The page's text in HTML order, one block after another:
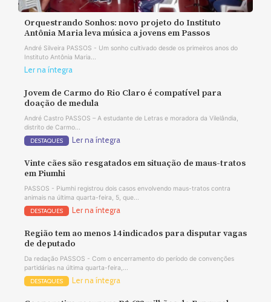
Orquestrando Sonhos: novo projeto do Instituto
Antônia Maria leva música a jovens em Passos
André Silveira PASSOS - Um sonho cultivado desde os primeiros anos do
Instituto Antônia Maria...
Ler na íntegra
Jovem de Carmo do Rio Claro é compatível para
doação de medula
André Castro PASSOS – A estudante de Letras e moradora da Vilelândia,
distrito de Carmo...
DESTAQUES Ler na íntegra
Vinte cães são resgatados em situação de maus-tratos
em Piumhi
PASSOS - Piumhi registrou dois casos envolvendo maus-tratos contra
animais na última quarta-feira, 5, que...
DESTAQUES Ler na íntegra
Região tem ao menos 14 indicados para disputar vagas
de deputado
Da redação PASSOS - Com o encerramento do período de convenções
partidárias na última quarta-feira,...
DESTAQUES Ler na íntegra